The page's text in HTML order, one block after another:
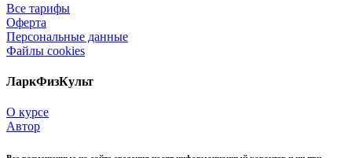
Все тарифы
Оферта
Персональные данные
Файлы cookies
ЛаркФизКульт
О курсе
Автор